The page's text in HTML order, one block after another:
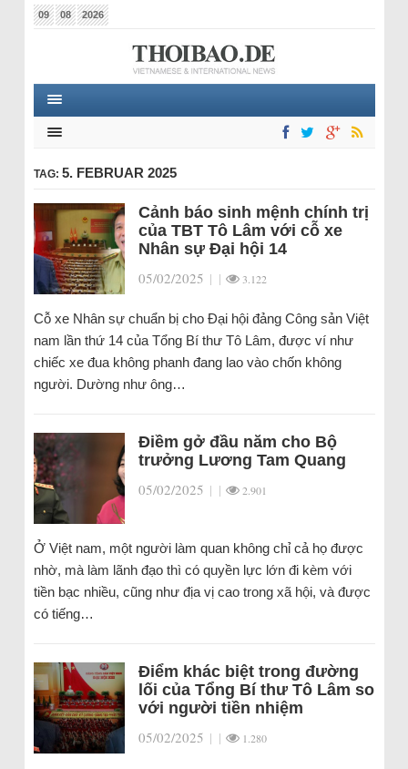
09 08 2026
TAG: 5. FEBRUAR 2025
Cảnh báo sinh mệnh chính trị
của TBT Tô Lâm với cỗ xe
Nhân sự Đại hội 14
05/02/2025 | | 3.122
Cỗ xe Nhân sự chuẩn bị cho Đại hội đảng Công sản Việt
nam lần thứ 14 của Tổng Bí thư Tô Lâm, được ví như
chiếc xe đua không phanh đang lao vào chốn không
người. Dường như ông…
Điềm gở đầu năm cho Bộ
trưởng Lương Tam Quang
05/02/2025 | | 2.901
Ở Việt nam, một người làm quan không chỉ cả họ được
nhờ, mà làm lãnh đạo thì có quyền lực lớn đi kèm với
tiền bạc nhiều, cũng như địa vị cao trong xã hội, và được
có tiếng…
Điểm khác biệt trong đường
lối của Tổng Bí thư Tô Lâm so
với người tiền nhiệm
05/02/2025 | | 1.280